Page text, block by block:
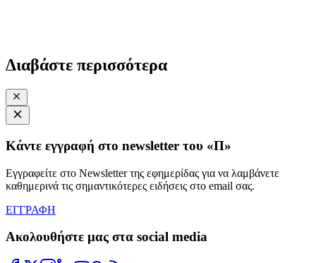
Διαβάστε περισσότερα
Κάντε εγγραφή στο newsletter του «Π»
Εγγραφείτε στο Newsletter της εφημερίδας για να λαμβάνετε
καθημερινά τις σημαντικότερες ειδήσεις στο email σας.
ΕΓΓΡΑΦΗ
Ακολουθήστε μας στα social media